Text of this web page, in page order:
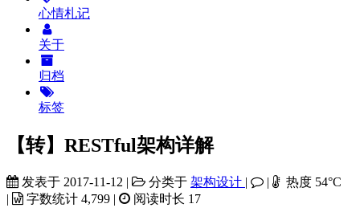
心情札记
关于
归档
标签
【转】RESTful架构详解
发表于 2017-11-12 | 分类于 架构设计 | | 热度 54°C
|
字数统计 4,799 | 阅读时长 17